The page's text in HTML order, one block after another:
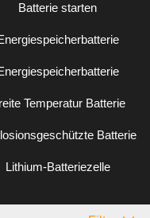
Batterie starten
Temperatur Batterie
Batterie
Lithium-Batteriezelle